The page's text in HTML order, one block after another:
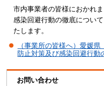
市内事業者の皆様におかれ
感染回避行動の徹底につい
たします。
（事業所の皆様へ）愛媛
防止対策及び感染回避行動
お問い合わせ